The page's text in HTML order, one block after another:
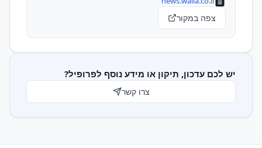
צפה במקור
יש לכם עדכון, תיקון או מידע נוסף לפרופיל?
צרו קשר